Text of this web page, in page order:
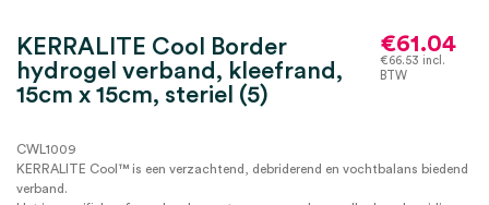
KERRALITE Cool Border
hydrogel verband, kleefrand,
15cm x 15cm, steriel (5)
€61.04
€66.53 incl.
BTW
CWL1009
KERRALITE Cool™ is een verzachtend, debriderend en vochtbalans biedend
verband.